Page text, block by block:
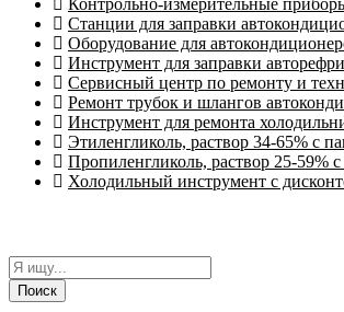
Контрольно-измерительные
Станции для заправки
Оборудование для
Инструмент для заправки
Сервисный центр по ремонту и
Ремонт трубок и шлангов
Инструмент для ремонта
Этиленгликоль, раствор 34-65% с
Пропиленгликоль, раствор 25-59%
Холодильный инструмент с
Поиск